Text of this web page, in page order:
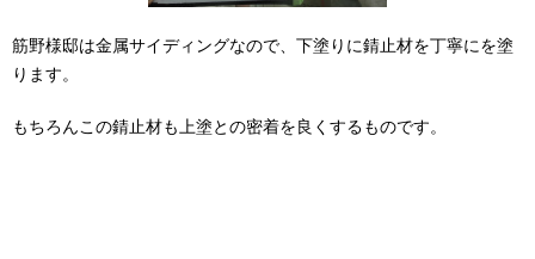
筋野様邸は金属サイディングなので、下塗りに錆止材を丁寧にを塗
ります。
もちろんこの錆止材も上塗との密着を良くするものです。